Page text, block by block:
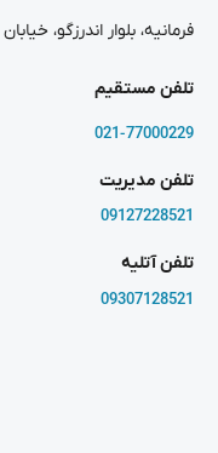
فرمانیه، بلوار اندرزگو،
تلفن مستقیم
021-77000229
تلفن مدیریت
09127228521
تلفن آتلیه
09307128521